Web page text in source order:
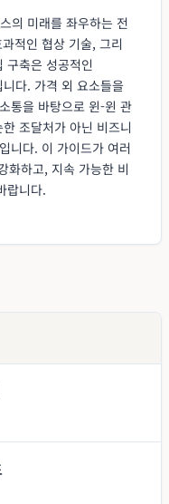
의 미래를 좌우하는 전
적인 협상 기술, 그리
구축은 성공적인
다. 가격 외 요소들을
통을 바탕으로 윈-윈 관
조달처가 아닌 비즈니
니다. 이 가이드가 여러
화하고, 지속 가능한 비
랍니다.